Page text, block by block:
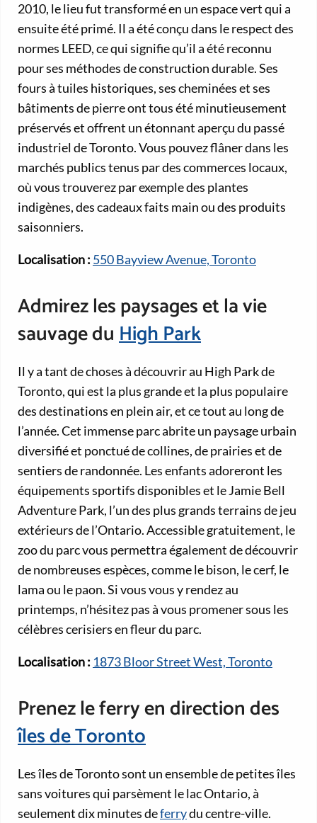
2010, le lieu fut transformé en un espace vert qui a
ensuite été primé. Il a été conçu dans le respect des
normes LEED, ce qui signifie qu’il a été reconnu
pour ses méthodes de construction durable. Ses
fours à tuiles historiques, ses cheminées et ses
bâtiments de pierre ont tous été minutieusement
préservés et offrent un étonnant aperçu du passé
industriel de Toronto. Vous pouvez flâner dans les
marchés publics tenus par des commerces locaux,
où vous trouverez par exemple des plantes
indigènes, des cadeaux faits main ou des produits
saisonniers.
Localisation : 550 Bayview Avenue, Toronto
Admirez les paysages et la vie
sauvage duHigh Park
Il y a tant de choses à découvrir au High Park de
Toronto, qui est la plus grande et la plus populaire
des destinations en plein air, et ce tout au long de
l’année. Cet immense parc abrite un paysage urbain
diversifié et ponctué de collines, de prairies et de
sentiers de randonnée. Les enfants adoreront les
équipements sportifs disponibles et le Jamie Bell
Adventure Park, l’un des plus grands terrains de jeu
extérieurs de l’Ontario. Accessible gratuitement, le
zoo du parc vous permettra également de découvrir
de nombreuses espèces, comme le bison, le cerf, le
lama ou le paon. Si vous vous y rendez au
printemps, n’hésitez pas à vous promener sous les
célèbres cerisiers en fleur du parc.
Localisation : 1873 Bloor Street West, Toronto
Prenez le ferry en direction des
îles de Toronto
Les îles de Toronto sont un ensemble de petites îles
sans voitures qui parsèment le lac Ontario, à
seulement dix minutes deferrydu centre-ville.